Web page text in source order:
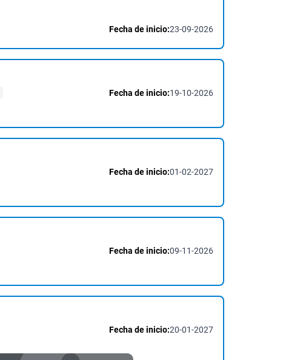
Fecha de inicio:23-09-2026
Fecha de inicio:19-10-2026
Fecha de inicio:01-02-2027
Fecha de inicio:09-11-2026
Fecha de inicio:20-01-2027